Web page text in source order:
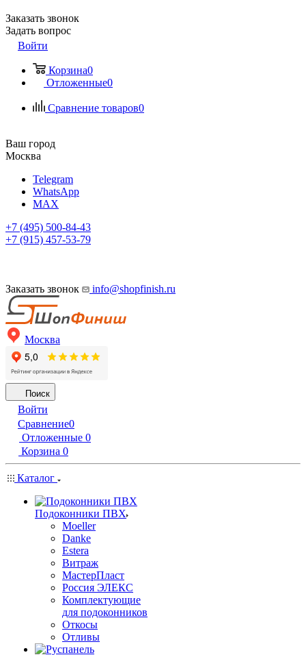
Заказать звонок
Задать вопрос
Войти
Корзина0
Отложенные0
Сравнение товаров0
Ваш город
Москва
Telegram
WhatsApp
MAX
+7 (495) 500-84-43
+7 (915) 457-53-79
Заказать звонок info@shopfinish.ru
Москва
Поиск
Войти
Сравнение0
Отложенные 0
Корзина 0
Каталог
Подоконники ПВХ
Moeller
Danke
Estera
Витраж
МастерПласт
Россия ЭЛЕКС
Комплектующие
для подоконников
Откосы
Отливы